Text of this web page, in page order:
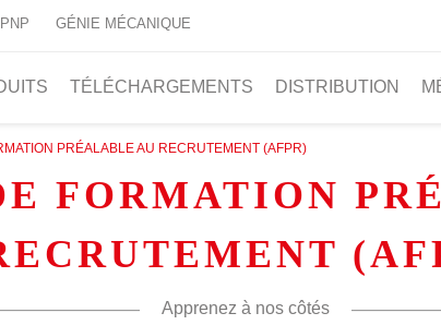
GÉNIE MÉCANIQUE
TÉLÉCHARGEMENTS DISTRIBUTION
PRÉALABLE AU RECRUTEMENT (AFPR)
FORMATION
Apprenez à nos côtés